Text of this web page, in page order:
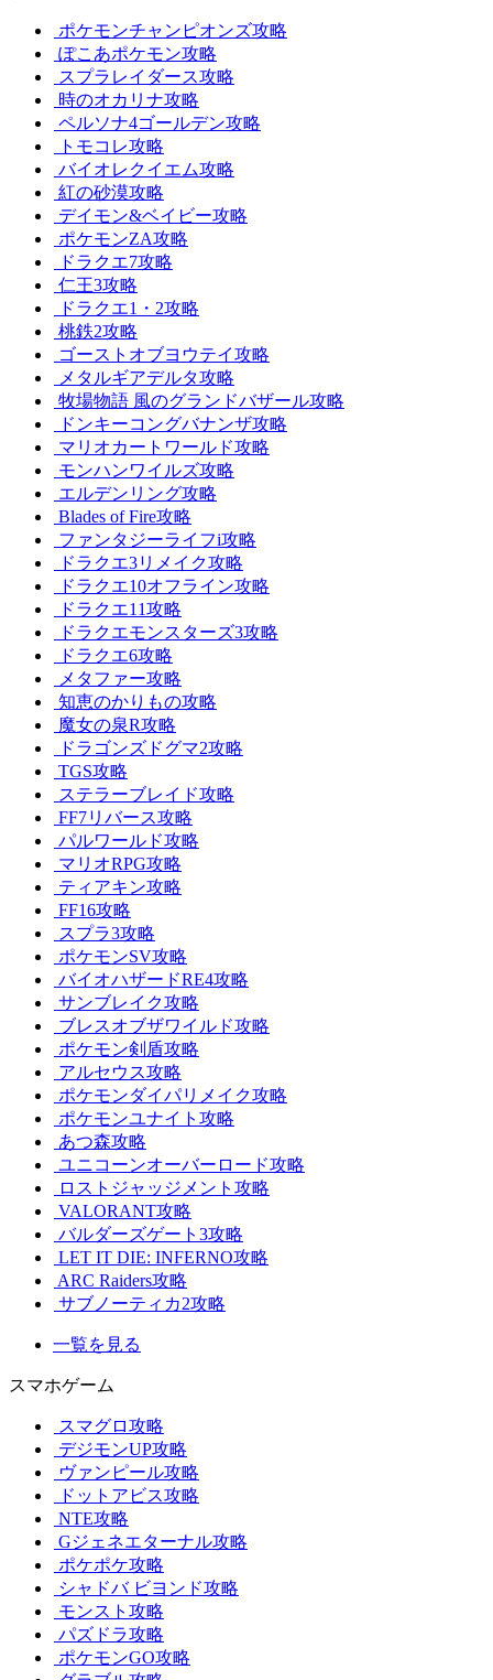
ポケモンチャンピオンズ攻略
ぽこあポケモン攻略
スプラレイダース攻略
時のオカリナ攻略
ペルソナ4ゴールデン攻略
トモコレ攻略
バイオレクイエム攻略
紅の砂漠攻略
デイモン&ベイビー攻略
ポケモンZA攻略
ドラクエ7攻略
仁王3攻略
ドラクエ1・2攻略
桃鉄2攻略
ゴーストオブヨウテイ攻略
メタルギアデルタ攻略
牧場物語 風のグランドバザール攻略
ドンキーコングバナンザ攻略
マリオカートワールド攻略
モンハンワイルズ攻略
エルデンリング攻略
Blades of Fire攻略
ファンタジーライフi攻略
ドラクエ3リメイク攻略
ドラクエ10オフライン攻略
ドラクエ11攻略
ドラクエモンスターズ3攻略
ドラクエ6攻略
メタファー攻略
知恵のかりもの攻略
魔女の泉R攻略
ドラゴンズドグマ2攻略
TGS攻略
ステラーブレイド攻略
FF7リバース攻略
パルワールド攻略
マリオRPG攻略
ティアキン攻略
FF16攻略
スプラ3攻略
ポケモンSV攻略
バイオハザードRE4攻略
サンブレイク攻略
ブレスオブザワイルド攻略
ポケモン剣盾攻略
アルセウス攻略
ポケモンダイパリメイク攻略
ポケモンユナイト攻略
あつ森攻略
ユニコーンオーバーロード攻略
ロストジャッジメント攻略
VALORANT攻略
バルダーズゲート3攻略
LET IT DIE: INFERNO攻略
ARC Raiders攻略
サブノーティカ2攻略
一覧を見る
スマホゲーム
スマグロ攻略
デジモンUP攻略
ヴァンピール攻略
ドットアビス攻略
NTE攻略
Gジェネエターナル攻略
ポケポケ攻略
シャドバ ビヨンド攻略
モンスト攻略
パズドラ攻略
ポケモンGO攻略